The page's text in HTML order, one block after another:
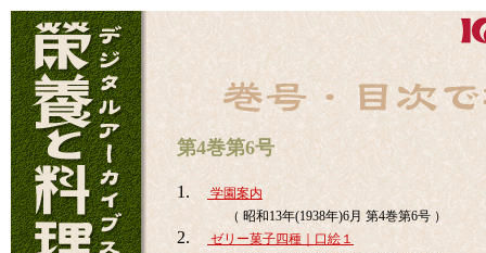
第4巻第6号
1.
学園案内
（ 昭和13年(1938年)6月 第4巻第6号 ）
2.
ゼリー菓子四種｜口絵１